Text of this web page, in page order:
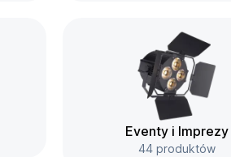
Eventy i Imprezy
44 produktów